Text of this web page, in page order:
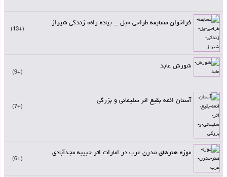
فراخوان مسابقه طراحی «پل _ پیاده راه» زندگی شیراز
+13
شورش عابد
+9
آستان ائمه بقیع اثر سلیمانی و بزرگی
+7
موزه هنرهای مدرن عرب در امارات اثر حبیبه مجدآبادی
+6